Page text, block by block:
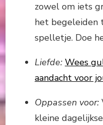
zowel om iets
het begeleiden
spelletje. Doe
Liefde: Wees
aandacht voor
Oppassen voor:
kleine